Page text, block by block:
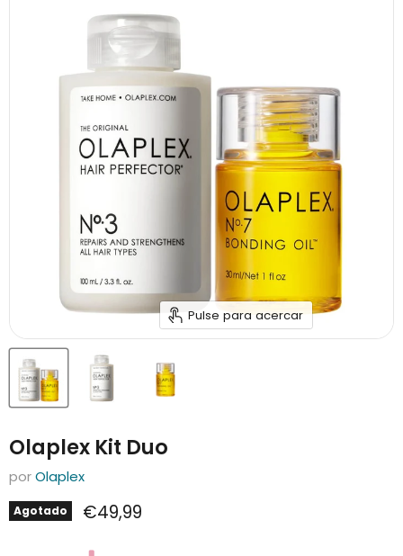
Pulse para acercar
Olaplex Kit Duo
porOlaplex
Agotado Precio actual
€49,99